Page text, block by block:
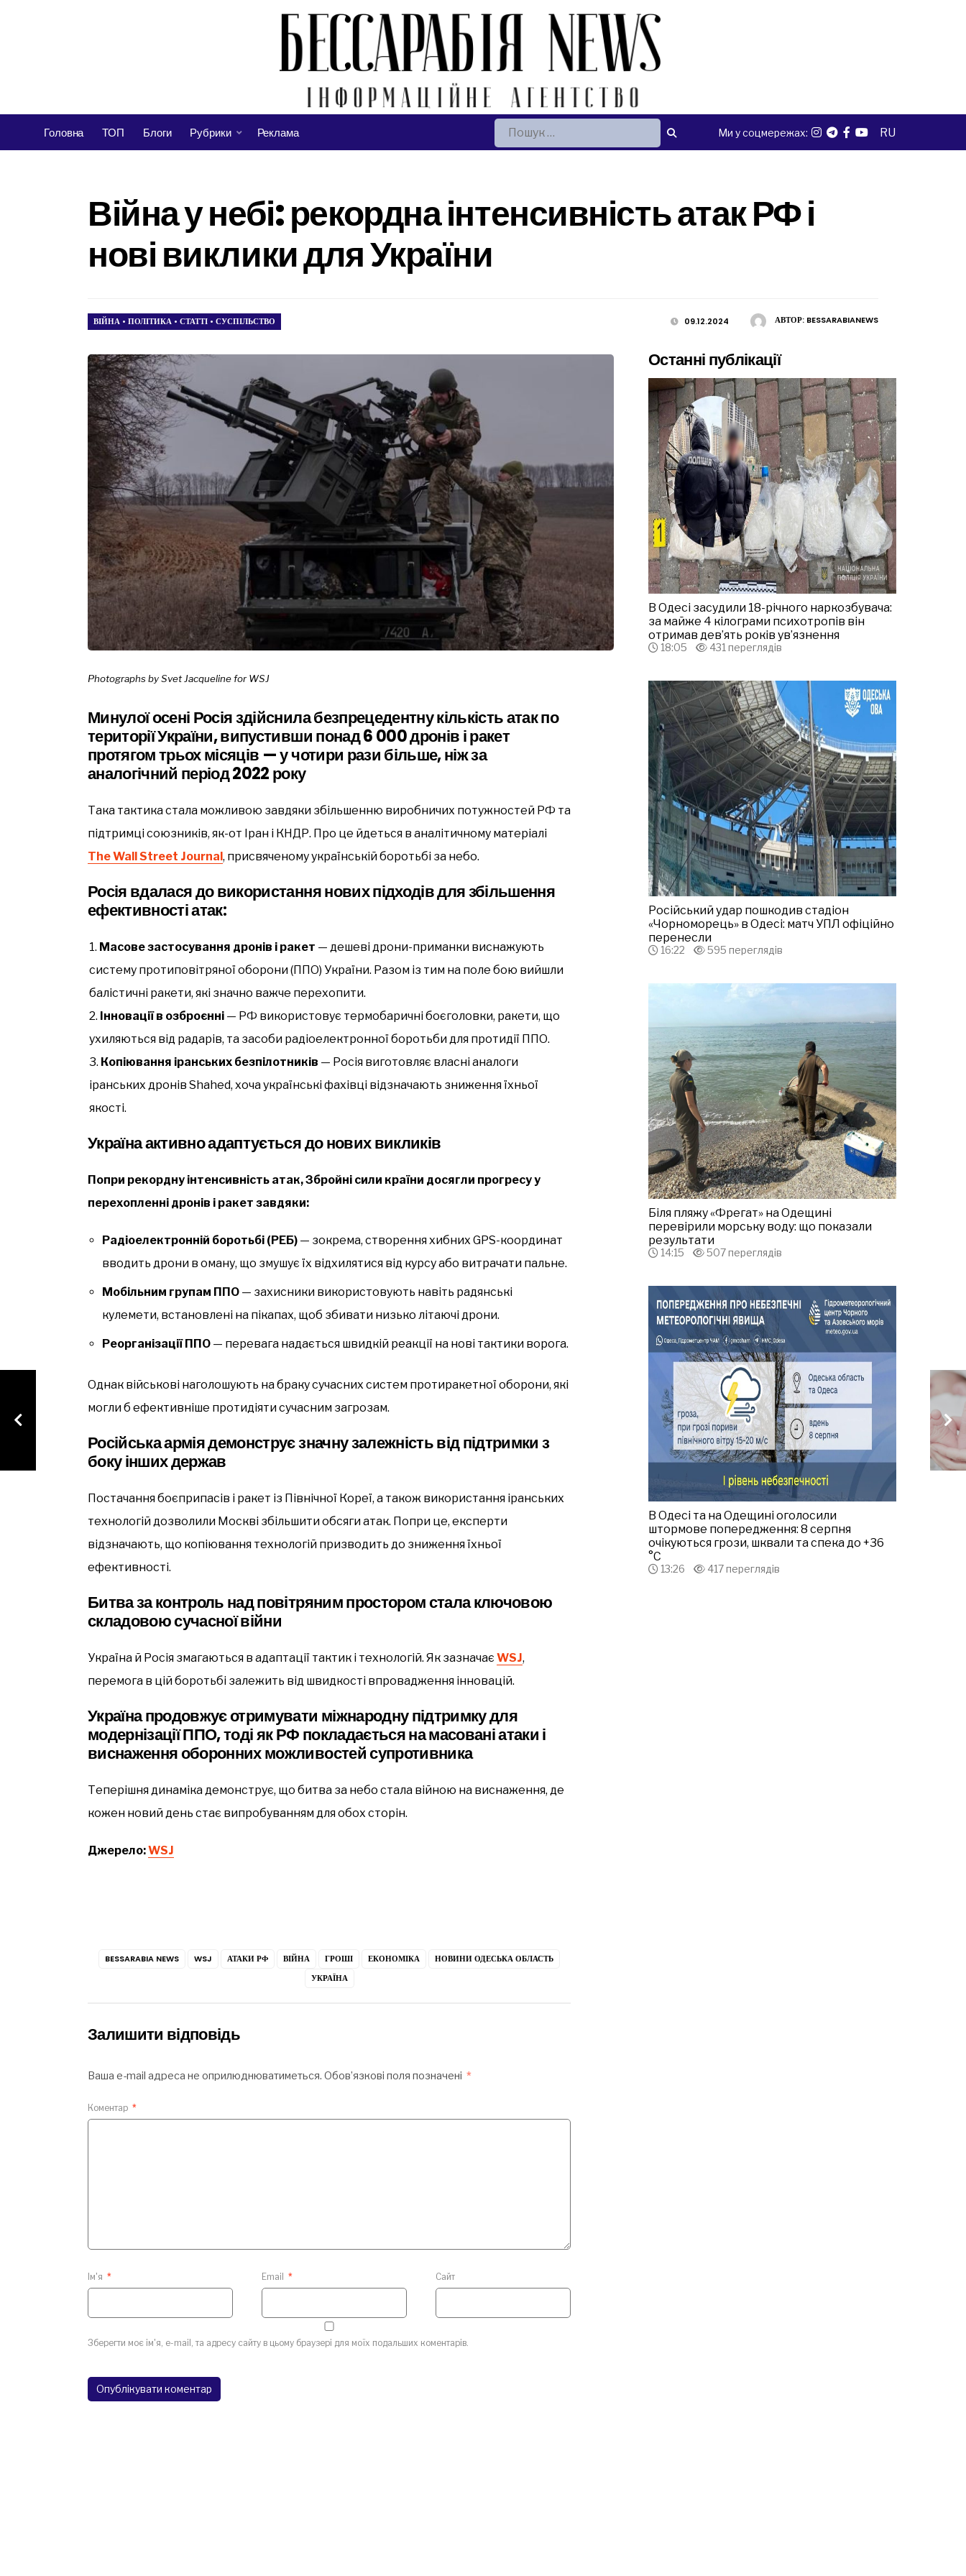
Головна ТОП Блоги Рубрики Реклама Пошук: Ми у соцмережах: RU
Війна у небі: рекордна інтенсивність атак РФ і
нові виклики для України
АВТОР: BESSARABIANEWS
09.12.2024
ВІЙНА • ПОЛІТИКА • СТАТТІ • СУСПІЛЬСТВО
Photographs by Svet Jacqueline for WSJ
Минулої осені Росія здійснила безпрецедентну кількість атак по
території України, випустивши понад 6 000 дронів і ракет
протягом трьох місяців — у чотири рази більше, ніж за
аналогічний період 2022 року
Така тактика стала можливою завдяки збільшенню виробничих потужностей РФ та
підтримці союзників, як-от Іран і КНДР. Про це йдеться в аналітичному матеріалі
The Wall Street Journal, присвяченому українській боротьбі за небо.
Росія вдалася до використання нових підходів для збільшення
ефективності атак:
Масове застосування дронів і ракет — дешеві дрони-приманки виснажують
систему протиповітряної оборони (ППО) України. Разом із тим на поле бою вийшли
балістичні ракети, які значно важче перехопити.
Інновації в озброєнні — РФ використовує термобаричні боєголовки, ракети, що
ухиляються від радарів, та засоби радіоелектронної боротьби для протидії ППО.
Копіювання іранських безпілотників — Росія виготовляє власні аналоги
іранських дронів Shahed, хоча українські фахівці відзначають зниження їхньої
якості.
Україна активно адаптується до нових викликів
Попри рекордну інтенсивність атак, Збройні сили країни досягли прогресу у
перехопленні дронів і ракет завдяки:
Радіоелектронній боротьбі (РЕБ) — зокрема, створення хибних GPS-координат
вводить дрони в оману, що змушує їх відхилятися від курсу або витрачати пальне.
Мобільним групам ППО — захисники використовують навіть радянські
кулемети, встановлені на пікапах, щоб збивати низько літаючі дрони.
Реорганізації ППО — перевага надається швидкій реакції на нові тактики ворога.
Однак військові наголошують на браку сучасних систем протиракетної оборони, які
могли б ефективніше протидіяти сучасним загрозам.
Російська армія демонструє значну залежність від підтримки з
боку інших держав
Постачання боєприпасів і ракет із Північної Кореї, а також використання іранських
технологій дозволили Москві збільшити обсяги атак. Попри це, експерти
відзначають, що копіювання технологій призводить до зниження їхньої
ефективності.
Битва за контроль над повітряним простором стала ключовою
складовою сучасної війни
Україна й Росія змагаються в адаптації тактик і технологій. Як зазначає WSJ,
перемога в цій боротьбі залежить від швидкості впровадження інновацій.
Україна продовжує отримувати міжнародну підтримку для
модернізації ППО, тоді як РФ покладається на масовані атаки і
виснаження оборонних можливостей супротивника
Теперішня динаміка демонструє, що битва за небо стала війною на виснаження, де
кожен новий день стає випробуванням для обох сторін.
Джерело:WSJ
BESSARABIA NEWS WSJ АТАКИ РФ ВІЙНА ГРОШІ ЕКОНОМІКА
НОВИНИ ОДЕСЬКА ОБЛАСТЬ
УКРАЇНА
Залишити відповідь
Ваша e-mail адреса не оприлюднюватиметься. Обов’язкові поля позначені *
Коментар *
Ім'я * Email * Сайт
Зберегти моє ім'я, e-mail, та адресу сайту в цьому браузері для моїх подальших коментарів.
Останні публікації
В Одесі засудили 18-річного наркозбувача:
за майже 4 кілограми психотропів він
отримав дев’ять років ув’язнення
18:05 431 переглядів
Російський удар пошкодив стадіон
«Чорноморець» в Одесі: матч УПЛ офіційно
перенесли
16:22 595 переглядів
Біля пляжу «Фрегат» на Одещині
перевірили морську воду: що показали
результати
14:15 507 переглядів
В Одесі та на Одещині оголосили
штормове попередження: 8 серпня
очікуються грози, шквали та спека до +36
°С
13:26 417 переглядів